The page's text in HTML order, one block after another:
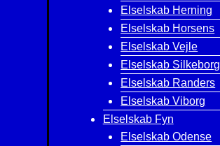
Elselskab Herning
Elselskab Horsens
Elselskab Vejle
Elselskab Silkeborg
Elselskab Randers
Elselskab Viborg
Elselskab Fyn
Elselskab Odense